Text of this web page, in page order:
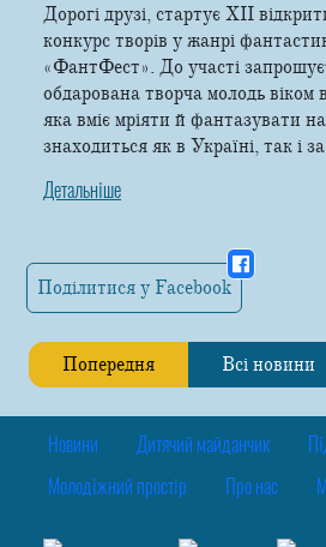
Дорогі друзі, стартує ХІІ
конкурс творів у жанрі
«ФантФест». До участі
обдарована творча молодь віком
яка вміє мріяти й фантазувати
знаходиться як в Україні, так і
Детальніше
Поділитися у Facebook
Попередня Всі новини
Новини Дитячий майданчик
Молодіжний простір Про нас